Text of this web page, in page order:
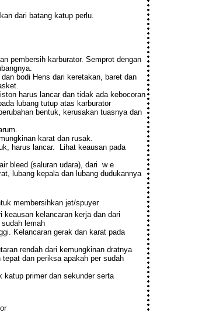
dari batang katup perlu.
pembersih karburator. Semprot dengan
bodi Hens dari keretakan, baret dan
harus lancar dan tidak ada kebocoran
lubang tutup atas karburator
bentuk, kerusakan tuasnya dan
karat dan rusak.
harus lancar. Lihat keausan pada
bleed (saluran udara), dari w e
lubang kepala dan lubang dudukannya
membersihkan jet/spuyer
keausan kelancaran kerja dan dari
lemah
Kelancaran gerak dan karat pada
rendah dari kemungkinan dratnya
dan periksa apakah per sudah
katup primer dan sekunder serta